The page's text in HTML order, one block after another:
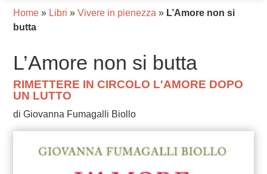
Home» Libri » Vivere in pienezza » L’Amore non si
butta
L’Amore non si butta
RIMETTERE IN CIRCOLO L'AMORE DOPO
UN LUTTO
di Giovanna Fumagalli Biollo